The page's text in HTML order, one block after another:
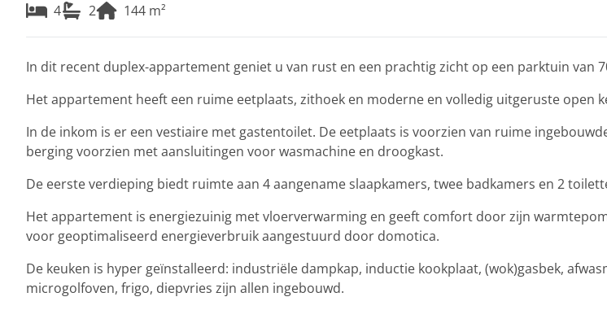
4 2 144 m²
In dit recent duplex-appartement geniet u van rust en een prachtig zicht op een parktuin van
Het appartement heeft een ruime eetplaats, zithoek en moderne en volledig uitgeruste open
In de inkom is er een vestiaire met gastentoilet. De eetplaats is voorzien van ruime
berging voorzien met aansluitingen voor wasmachine en droogkast.
De eerste verdieping biedt ruimte aan 4 aangename slaapkamers, twee badkamers en 2
Het appartement is energiezuinig met vloerverwarming en geeft comfort door zijn
voor geoptimaliseerd energieverbruik aangestuurd door domotica.
De keuken is hyper geïnstalleerd: industriële dampkap, inductie kookplaat, (wok)gasbek,
microgolfoven, frigo, diepvries zijn allen ingebouwd.